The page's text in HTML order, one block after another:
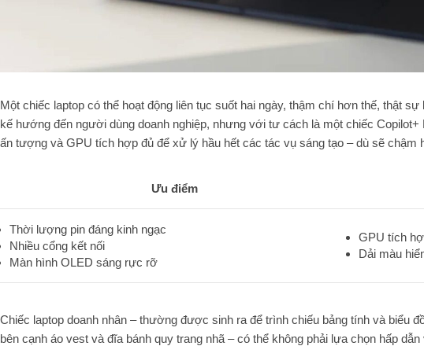
Một chiếc laptop có thể hoạt động liên tục suốt hai ngày, thậm chí hơn thế, thật
kế hướng đến người dùng doanh nghiệp, nhưng với tư cách là một chiếc
ấn tượng và GPU tích hợp đủ để xử lý hầu hết các tác vụ sáng tạo – dù sẽ chậm
Ưu điểm
Thời lượng pin đáng kinh ngạc
Nhiều cổng kết nối
Màn hình OLED sáng rực rỡ
GPU tích
Dải màu
Chiếc laptop doanh nhân – thường được sinh ra để trình chiếu bảng tính và biểu
bên cạnh áo vest và đĩa bánh quy trang nhã – có thể không phải lựa chọn hấp